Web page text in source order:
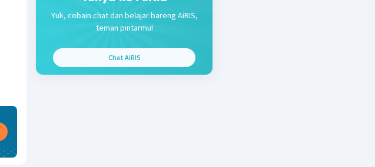
Yuk, cobain chat dan belajar bareng AiRIS,
teman pintarmu!
Chat AiRIS